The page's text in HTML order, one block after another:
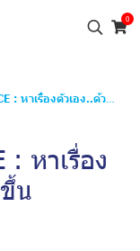
0
องตัวเอง..ด้วยโจทย์ที่ยากขึ้น
: หาเรื่อง
น